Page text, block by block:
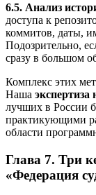
6.5. Анализ
доступа к
коммитов, даты,
Подозрительно,
сразу в большом
Комплекс этих
Наша экспертиза
лучших в России
практикующими
области
Глава 7. Три
«Федерация